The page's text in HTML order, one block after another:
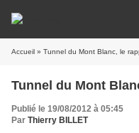
Accueil » Tunnel du Mont Blanc, le
Tunnel du Mont
Publié le 19/08/2012 à 05:45
Par Thierry BILLET